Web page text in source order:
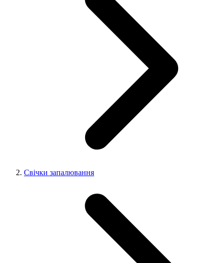
Свічки запалювання